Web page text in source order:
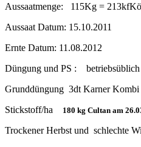
Aussaatmenge: 115Kg =
Aussaat Datum: 15.10.2011
Ernte Datum: 11.08.2012
Düngung und PS :
Grunddüngung 3dt Karner
Stickstoff/ha
180 kg Cultan am
Trockener Herbst und schlechte